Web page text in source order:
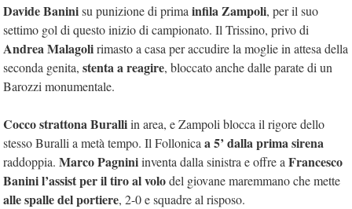
Davide Baninisu punizione di prima infila Zampoli, per il suo
settimo gol di questo inizio di campionato. Il Trissino, privo di
Andrea Malagolirimasto a casa per accudire la moglie in attesa della
seconda genita, stenta a reagire, bloccato anche dalle parate di un
Barozzi monumentale.
Cocco strattona Buralliin area, e Zampoli blocca il rigore dello
stesso Buralli a metà tempo. Il Follonica a 5’ dalla prima sirena
raddoppia. Marco Pagniniinventa dalla sinistra e offre a Francesco
Banini l’assist per il tiro al volodel giovane maremmano che mette
alle spalle del portiere, 2-0 e squadre al risposo.